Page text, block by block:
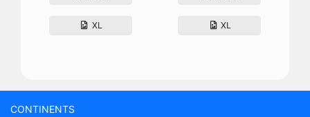
XL XL
CONTINENTS